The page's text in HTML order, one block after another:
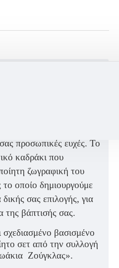
χαρίσετε στη
σας, στην νονά,
σας τα αγαπημένα
προσωπικές ευχές. Το
καδράκι που
ζωγραφική του
οποίο δημιουργούμε
σας επιλογής, για
της βάπτισής σας.
σχεδιασμένο βασισμένο
σετ από την συλλογή
Ζούγκλας».